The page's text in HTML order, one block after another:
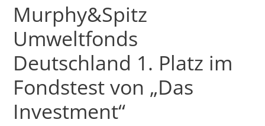
Murphy&Spitz
Umweltfonds
Deutschland 1. Platz im
Fondstest von „Das
Investment“